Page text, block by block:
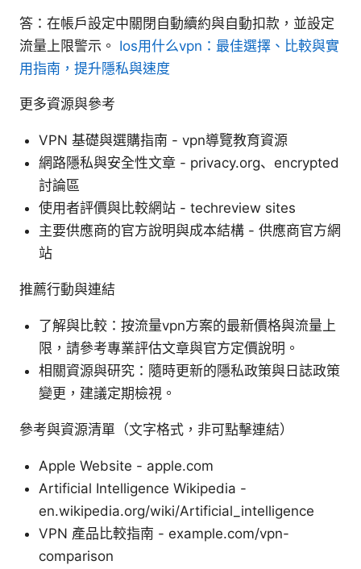
答：在帳戶設定中關閉自動續約與自動扣款，並設定
流量上限警示。 Ios用什么vpn：最佳選擇、比較與實
用指南，提升隱私與速度
更多資源與參考
VPN 基礎與選購指南 - vpn導覽教育資源
網路隱私與安全性文章 - privacy.org、encrypted
討論區
使用者評價與比較網站 - techreview sites
主要供應商的官方說明與成本結構 - 供應商官方網
站
推薦行動與連結
了解與比較：按流量vpn方案的最新價格與流量上
限，請參考專業評估文章與官方定價說明。
相關資源與研究：隨時更新的隱私政策與日誌政策
變更，建議定期檢視。
參考與資源清單（文字格式，非可點擊連結）
Apple Website - apple.com
Artificial Intelligence Wikipedia -
en.wikipedia.org/wiki/Artificial_intelligence
VPN 產品比較指南 - example.com/vpn-
comparison